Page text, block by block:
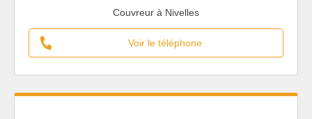
Couvreur à Nivelles
Voir le téléphone